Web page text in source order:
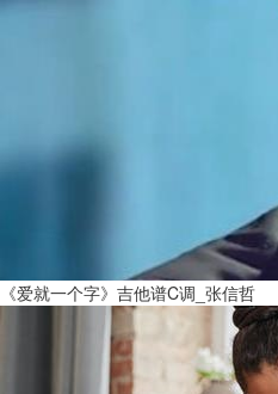
《爱就一个字》吉他谱C调_张信哲